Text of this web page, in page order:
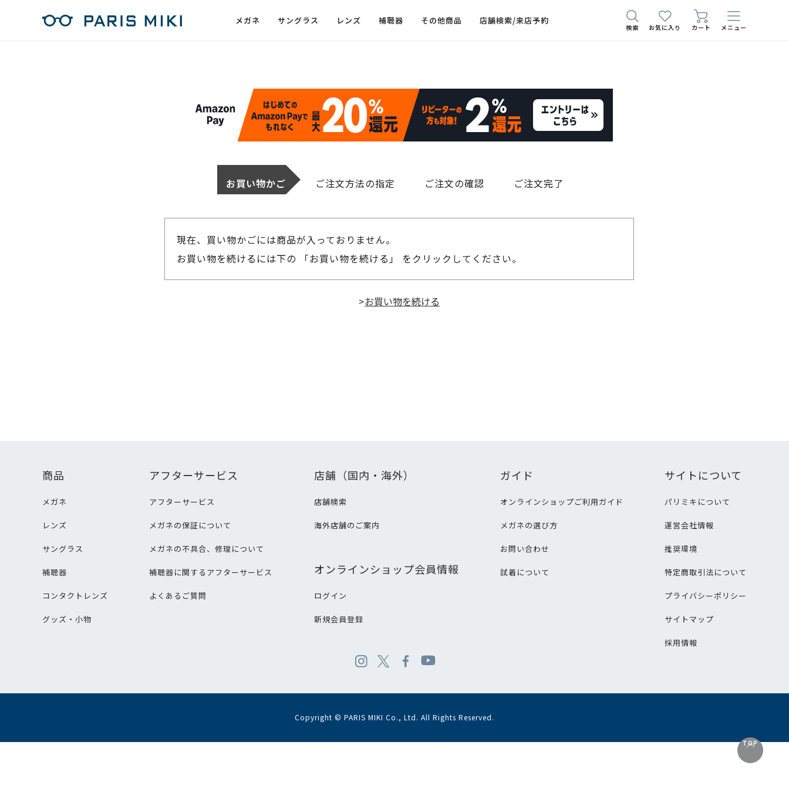
メガネ サングラス レンズ 補聴器 その他商品 店舗検索/来店予約
検索 お気に入り カート メニュー
お買い物かご ご注文方法の指定 ご注文の確認 ご注文完了
現在、買い物かごには商品が入っておりません。
お買い物を続けるには下の 「お買い物を続ける」 をクリックしてください。
>
TOP
商品
メガネ
レンズ
サングラス
補聴器
コンタクトレンズ
グッズ・小物
アフターサービス
アフターサービス
メガネの保証について
メガネの不具合、修理について
補聴器に関するアフターサービス
よくあるご質問
店舗（国内・海外）
店舗検索
海外店舗のご案内
オンラインショップ会員情報
ログイン
新規会員登録
ガイド
オンラインショップご利用ガイド
メガネの選び方
お問い合わせ
試着について
サイトについて
パリミキについて
運営会社情報
推奨環境
特定商取引法について
プライバシーポリシー
サイトマップ
採用情報
Copyright © PARIS MIKI Co., Ltd. All Rights Reserved.